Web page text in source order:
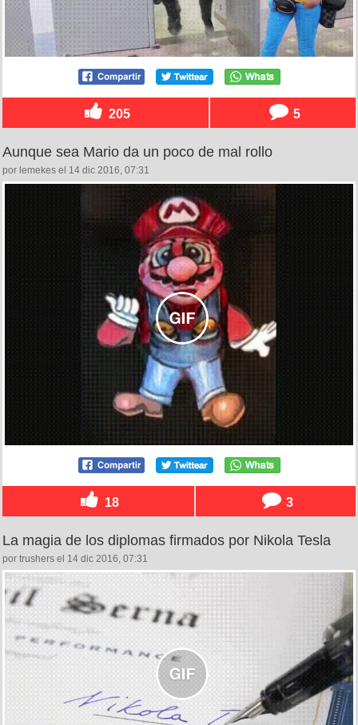
205 5
Aunque sea Mario da un poco de mal rollo
por lemekes el 14 dic 2016, 07:31
18 3
La magia de los diplomas firmados por Nikola Tesla
por trushers el 14 dic 2016, 07:31